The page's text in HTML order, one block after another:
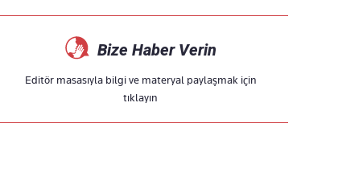
Bize Haber Verin
Editör masasıyla bilgi ve materyal paylaşmak için
tıklayın